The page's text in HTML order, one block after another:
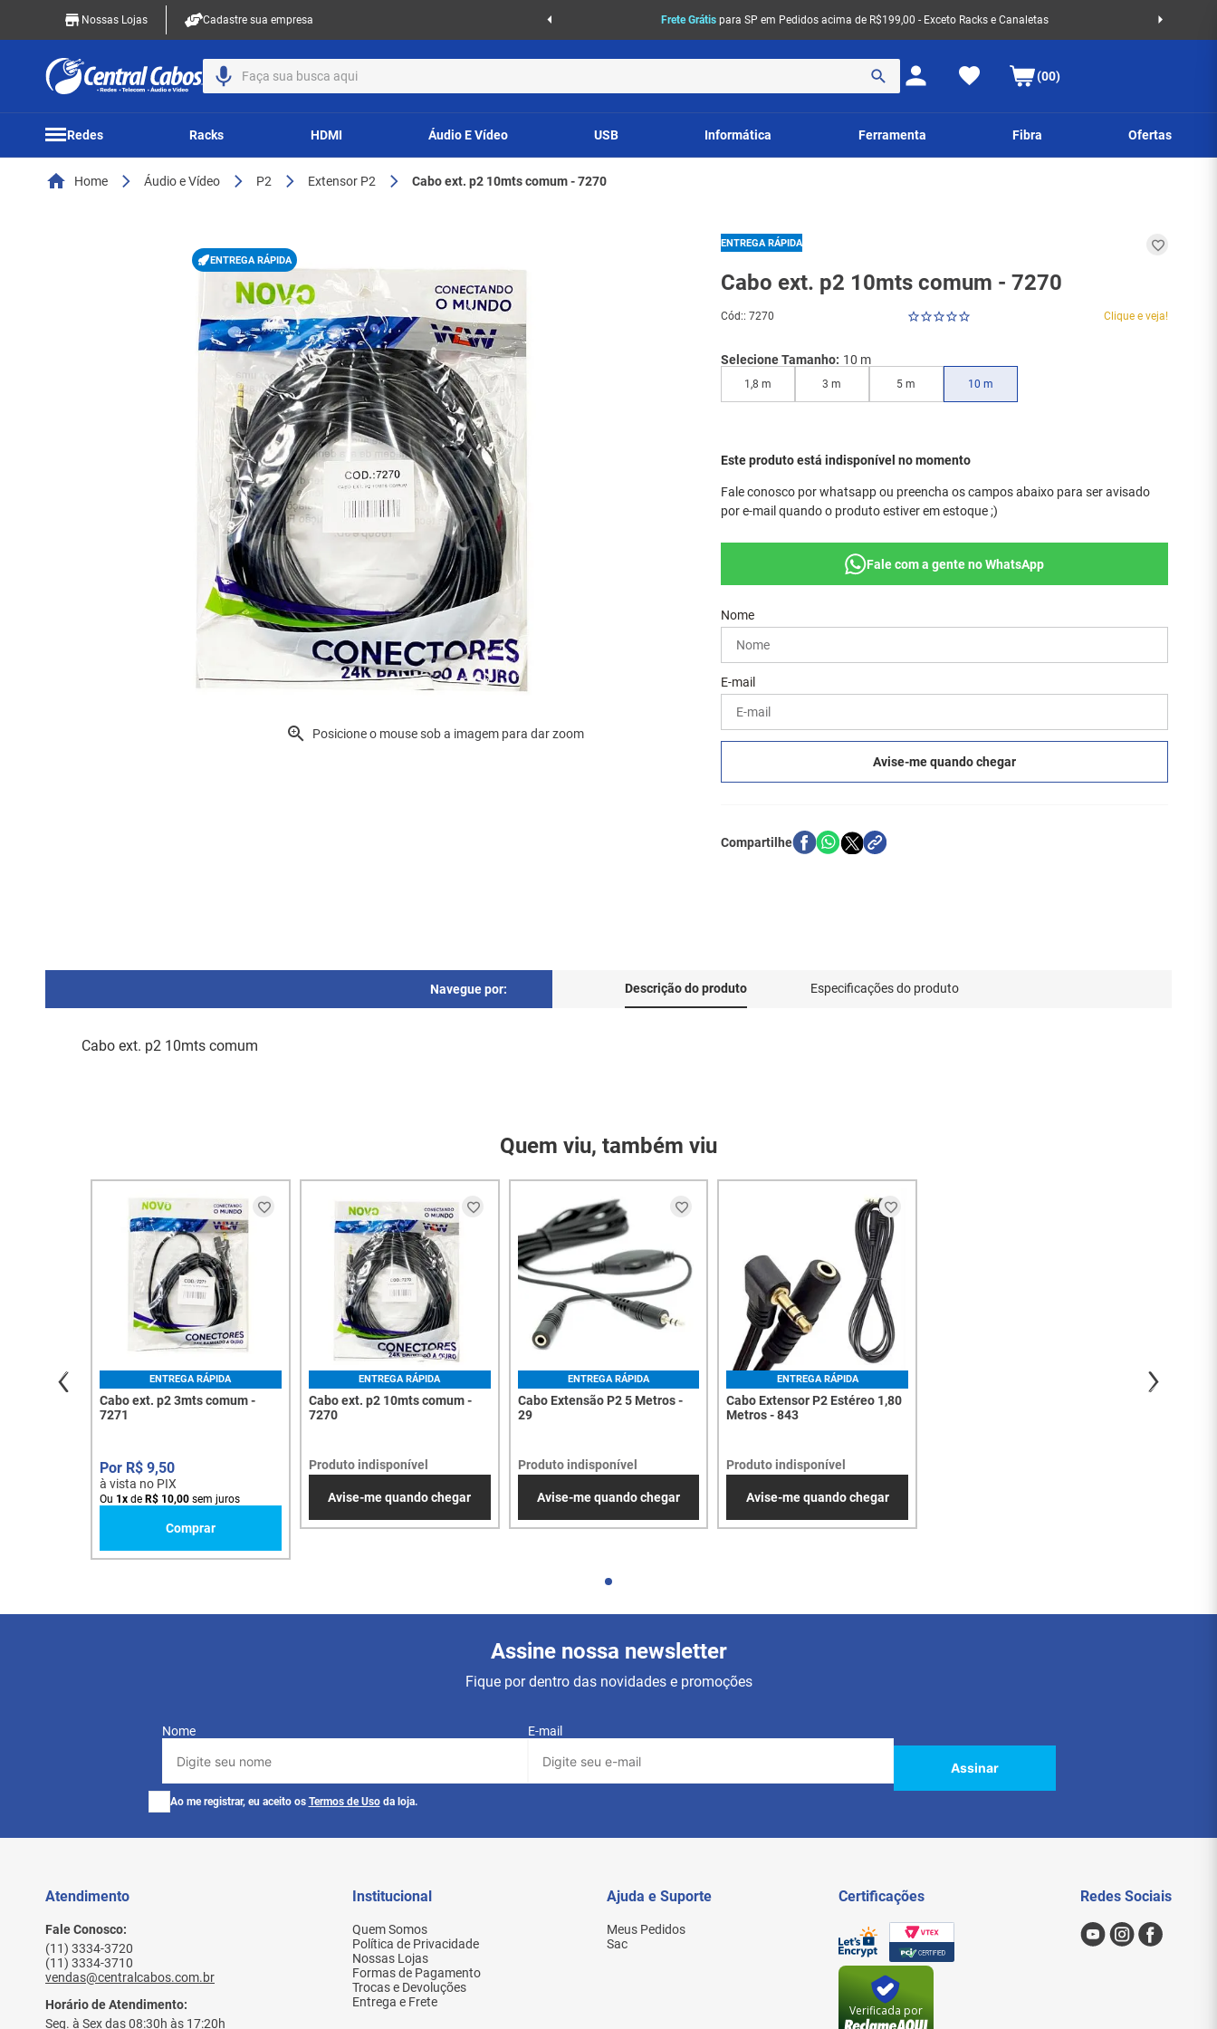
Nossas Lojas Cadastre sua empresa Frete Grátis para SP em Pedidos acima de R$199,00 - Exceto Racks e Canaletas
Faça sua busca aqui
(00)
Redes Racks HDMI Áudio E Vídeo USB Informática Ferramenta Fibra Ofertas
Home Áudio e Vídeo P2 Extensor P2 Cabo ext. p2 10mts comum - 7270
ENTREGA RÁPIDA
Posicione o mouse sob a imagem para dar zoom
ENTREGA RÁPIDA
Cabo ext. p2 10mts comum - 7270
Cód:: 7270 Clique e veja!
Selecione Tamanho: 10 m
1,8 m 3 m 5 m 10 m
Este produto está indisponível no momento
Fale conosco por whatsapp ou preencha os campos abaixo para ser avisado
por e-mail quando o produto estiver em estoque ;)
Fale com a gente no WhatsApp
Navegue por: Descrição do produto Especificações do produto
Cabo ext. p2 10mts comum
Quem viu, também viu
ENTREGA RÁPIDA
Cabo ext. p2 3mts comum -
7271
R$ 9,50
à vista no PIX
Ou 1x de R$ 10,00 sem juros
Comprar
ENTREGA RÁPIDA
Cabo ext. p2 10mts comum -
7270
Produto indisponível
Avise-me quando chegar
ENTREGA RÁPIDA
Cabo Extensão P2 5 Metros -
29
Produto indisponível
Avise-me quando chegar
ENTREGA RÁPIDA
Cabo Extensor P2 Estéreo 1,80
Metros - 843
Produto indisponível
Avise-me quando chegar
Assine nossa newsletter
Fique por dentro das novidades e promoções
Nome E-mail
Assinar
Ao me registrar, eu aceito os Termos de Uso da loja.
Atendimento
Fale Conosco:
(11) 3334-3720
(11) 3334-3710
vendas@centralcabos.com.br
Horário de Atendimento:
Seg. à Sex das 08:30h às 17:20h
Institucional
Quem Somos
Política de Privacidade
Nossas Lojas
Formas de Pagamento
Trocas e Devoluções
Entrega e Frete
Ajuda e Suporte
Meus Pedidos
Sac
Certificações
Verificada por
Redes Sociais